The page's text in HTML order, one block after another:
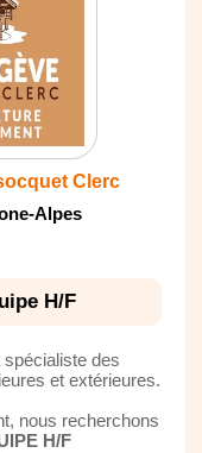
Clerc
Alpes
H/F
des
et extérieures.
nous recherchons
H/F